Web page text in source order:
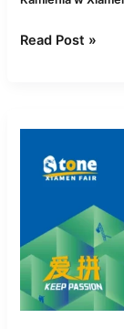
Read Post »
Kamienia
|
Odwiedź
Midecnc
na